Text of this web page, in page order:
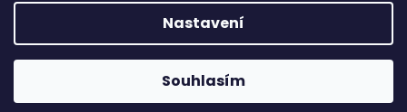
Nastavení
Souhlasím
Copyright 2026byzyhats. Všechna práva vyhrazena.
Upravit nastavení cookies